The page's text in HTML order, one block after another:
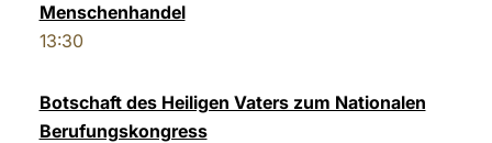
Menschenhandel
13:30
Botschaft des Heiligen Vaters zum Nationalen
Berufungskongress